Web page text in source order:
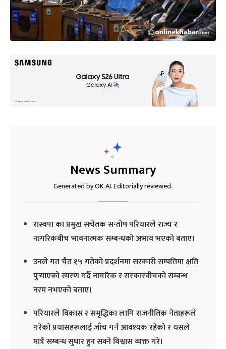
News Summary
Generated by OK AI. Editorially reviewed.
रास्वपा का प्रमुख सचेतक सन्तोष परियारले राज्य र
नागरिकबीच भावनात्मक सम्बन्धको अभाव भएको बताए।
उनले गत चैत १५ गतेको प्रदर्शनमा सरकारी सम्पत्तिमा क्षति
पुर्‍याएको स्मरण गर्दै नागरिक र सरकारबीचको सम्बन्ध
नरम नभएको बताए।
परियारले विकास र समृद्धिका लागि राजनीतिक नेताहरूले
गरेको प्रयासहरूलाई जाँच गर्न आवश्यक रहेको र यसले
मात्रै सम्बन्ध सुधार हुन सक्ने विश्वास व्यक्त गरे।